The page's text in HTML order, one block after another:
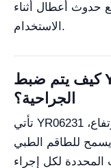
حدوث أعطال أثناء
الاستخدام.
كيف يتم ضبط YR06231 لمختلف الوضعيات
الجراحية؟
تأتي YR06231 مزودة بتعديلات كهربائية ويدوية للارتفاع،
يسمح للطاقم الطبي